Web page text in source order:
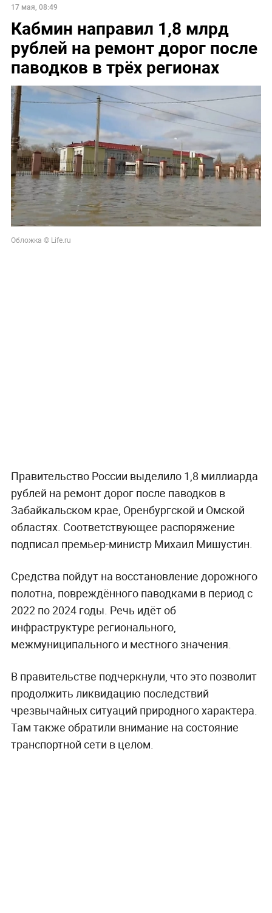
17 мая, 08:49
Кабмин направил 1,8 млрд
рублей на ремонт дорог после
паводков в трёх регионах
Обложка © Life.ru
Правительство России выделило 1,8 миллиарда
рублей на ремонт дорог после паводков в
Забайкальском крае, Оренбургской и Омской
областях. Соответствующее распоряжение
подписал премьер-министр Михаил Мишустин.
Средства пойдут на восстановление дорожного
полотна, повреждённого паводками в период с
2022 по 2024 годы. Речь идёт об
инфраструктуре регионального,
межмуниципального и местного значения.
В правительстве подчеркнули, что это позволит
продолжить ликвидацию последствий
чрезвычайных ситуаций природного характера.
Там также обратили внимание на состояние
транспортной сети в целом.